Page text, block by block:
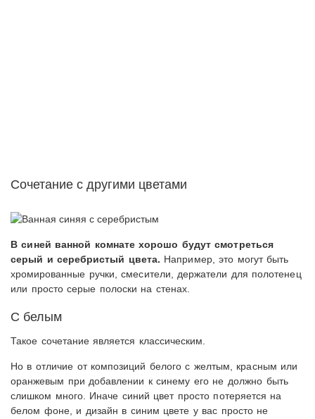
Сочетание с другими цветами
В синей ванной комнате хорошо будут смотреться
серый и серебристый цвета. Например, это могут быть
хромированные ручки, смесители, держатели для полотенец
или просто серые полоски на стенах.
С белым
Такое сочетание является классическим.
Но в отличие от композиций белого с желтым, красным или
оранжевым при добавлении к синему его не должно быть
слишком много. Иначе синий цвет просто потеряется на
белом фоне, и дизайн в синим цвете у вас просто не